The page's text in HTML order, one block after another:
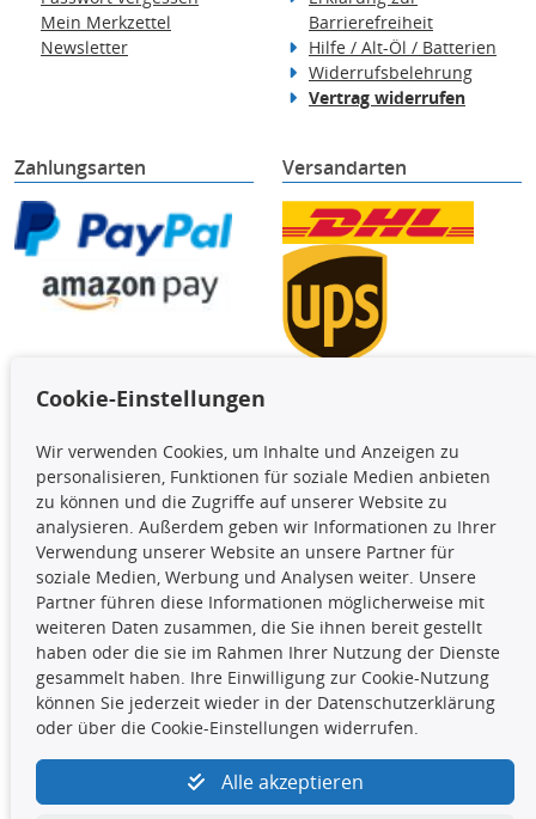
Mein Merkzettel
Newsletter
Barrierefreiheit
Hilfe / Alt-Öl / Batterien
Widerrufsbelehrung
Vertrag widerrufen
Zahlungsarten Versandarten
Die hier angezeigten Daten,
insbesondere die gesamte Datenbank,
dürfen nicht kopiert werden. Es ist zu
unterlassen, die Daten oder die gesamte Datenbank ohne
vorherige Zustimmung TecDocs zu vervielfältigen, zu
verbreiten und/oder diese Handlungen durch Dritte ausführen
zu lassen. Ein Zuwiderhandeln stellt eine
Urheberrechtsverletzung dar und wird verfolgt.
Kontakt
4yourcar GmbH | Avidesweg 1 | 27386 Hemsbünde |
kundenservice@4yourcar.de
Cookie-Einstellungen
Wir verwenden Cookies, um Inhalte und Anzeigen zu
personalisieren, Funktionen für soziale Medien anbieten
zu können und die Zugriffe auf unserer Website zu
analysieren. Außerdem geben wir Informationen zu Ihrer
Verwendung unserer Website an unsere Partner für
soziale Medien, Werbung und Analysen weiter. Unsere
Partner führen diese Informationen möglicherweise mit
weiteren Daten zusammen, die Sie ihnen bereit gestellt
haben oder die sie im Rahmen Ihrer Nutzung der Dienste
gesammelt haben. Ihre Einwilligung zur Cookie-Nutzung
können Sie jederzeit wieder in der Datenschutzerklärung
oder über die Cookie-Einstellungen widerrufen.
Alle akzeptieren